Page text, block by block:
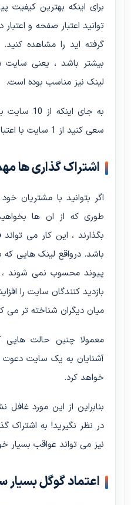
برای اینکه بهترین کیفیت
توانید اعتبار صفحه و
گرفته اید را مشاهده
بیشتر باشد ، یعنی
لینک نیز مناسب بوده است.
به جای
سعی کنید از 1 سایت با اعتبار بالا پیوند بگیرید.
اشتراک گذاری ها
اگر بتوانید با مشتریان
بگذارند ، این کار می
باشد. درواقع لینک هایی
پیوند محسوب نمی شوند ،
بازدید کنندگان سایت را
میان دیگران شناخته تر می
معمولا چنین حالت هایی
آشنایان به یک سایت دعوت
خواهد کرد.
بنابراین از این مورد
در نظر نگیرید! به اشتراک
نیز می تواند عواقب بسیار
اعتماد گوگل